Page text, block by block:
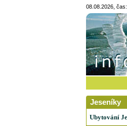
08.08.2026,
Jeseníky
Ubytování